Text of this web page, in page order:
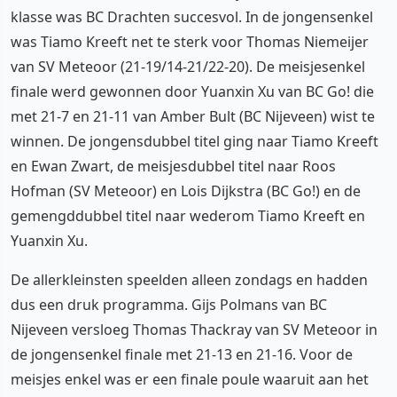
klasse was BC Drachten succesvol. In de jongensenkel
was Tiamo Kreeft net te sterk voor Thomas Niemeijer
van SV Meteoor (21-19/14-21/22-20). De meisjesenkel
finale werd gewonnen door Yuanxin Xu van BC Go! die
met 21-7 en 21-11 van Amber Bult (BC Nijeveen) wist te
winnen. De jongensdubbel titel ging naar Tiamo Kreeft
en Ewan Zwart, de meisjesdubbel titel naar Roos
Hofman (SV Meteoor) en Lois Dijkstra (BC Go!) en de
gemengddubbel titel naar wederom Tiamo Kreeft en
Yuanxin Xu.
De allerkleinsten speelden alleen zondags en hadden
dus een druk programma. Gijs Polmans van BC
Nijeveen versloeg Thomas Thackray van SV Meteoor in
de jongensenkel finale met 21-13 en 21-16. Voor de
meisjes enkel was er een finale poule waaruit aan het